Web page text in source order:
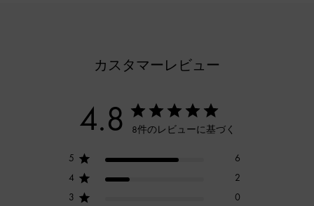
カスタマーレビュー
4.8 8件のレビューに基づく
5
6
4
2
3
0